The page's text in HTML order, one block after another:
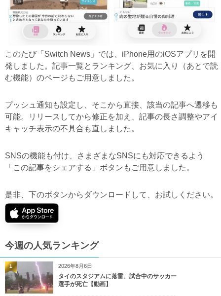
このたび「Switch News」では、iPhone用のiOSアプリを開
発しました。記事一覧とランキング、お気に入り（あとで読
む機能）のページもご用意しました。
プッシュ通知も設定し、そこから直接、該当の記事へ遷移も
可能。リリースしてから修正を加え、記事の長さ調整やアイ
キャッチ表示の不具合も直しました。
SNSの機能も付け、さまざまなSNSにも対応できるよう
「この記事をシェアする」ボタンもご用意しました。
是非、下のボタンからダウンロードして、お試しください。
今週の人気ランキング
2026年8月6日
タイのスタジアムに落雷、試合中のサッカー
選手が死亡【動画】
1